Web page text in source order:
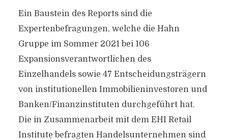
Ein Baustein des Reports sind die
Expertenbefragungen, welche die Hahn
Gruppe im Sommer 2021 bei 106
Expansionsverantwortlichen des
Einzelhandels sowie 47 Entscheidungsträgern
von institutionellen Immobilieninvestoren und
Banken/Finanzinstituten durchgeführt hat.
Die in Zusammenarbeit mit dem EHI Retail
Institute befragten Handelsunternehmen sind